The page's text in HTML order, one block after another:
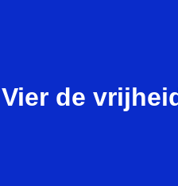
de